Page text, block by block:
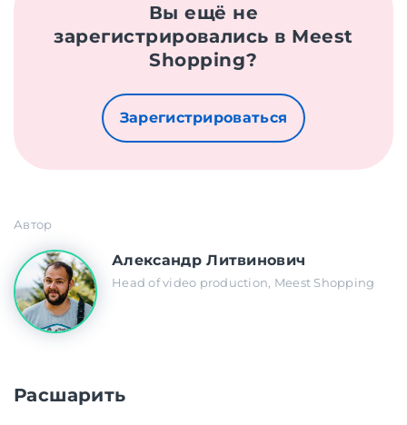
Вы ещё не
зарегистрировались в Meest
Shopping?
Зарегистрироваться
Автор
Александр Литвинович
Head of video production, Meest Shopping
Расшарить